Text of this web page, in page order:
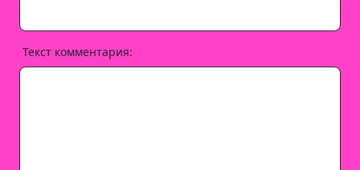
Текст комментария: